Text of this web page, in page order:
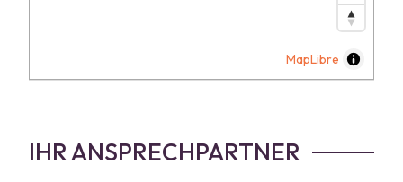
MapLibre
IHR ANSPRECHPARTNER